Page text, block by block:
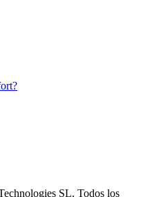
SL. Todos los